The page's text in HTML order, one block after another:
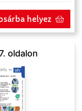
helyez
oldalon